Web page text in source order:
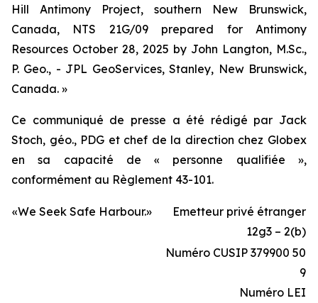
Hill Antimony Project, southern New Brunswick,
Canada, NTS 21G/09 prepared for Antimony
Resources October 28, 2025 by John Langton, M.Sc.,
P. Geo., - JPL GeoServices, Stanley, New Brunswick,
Canada. »
Ce communiqué de presse a été rédigé par Jack
Stoch, géo., PDG et chef de la direction chez Globex
en sa capacité de « personne qualifiée »,
conformément au Règlement 43-101.
«We Seek Safe Harbour.»
Emetteur privé étranger
12g3 – 2(b)
Numéro CUSIP 379900 50
9
Numéro LEI